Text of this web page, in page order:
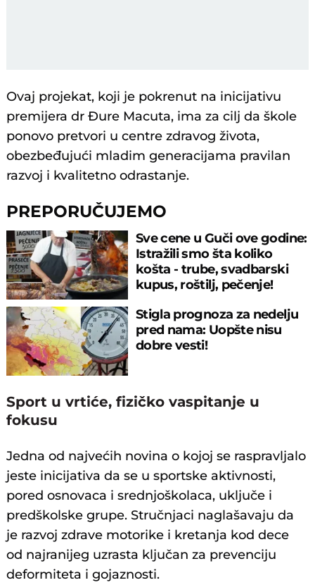
Ovaj projekat, koji je pokrenut na inicijativu
premijera dr Đure Macuta, ima za cilj da škole
ponovo pretvori u centre zdravog života,
obezbeđujući mladim generacijama pravilan
razvoj i kvalitetno odrastanje.
PREPORUČUJEMO
Sve cene u Guči ove godine:
Istražili smo šta koliko
košta - trube, svadbarski
kupus, roštilj, pečenje!
Stigla prognoza za nedelju
pred nama: Uopšte nisu
dobre vesti!
Sport u vrtiće, fizičko vaspitanje u
fokusu
Jedna od najvećih novina o kojoj se raspravljalo
jeste inicijativa da se u sportske aktivnosti,
pored osnovaca i srednjoškolaca, uključe i
predškolske grupe. Stručnjaci naglašavaju da
je razvoj zdrave motorike i kretanja kod dece
od najranijeg uzrasta ključan za prevenciju
deformiteta i gojaznosti.